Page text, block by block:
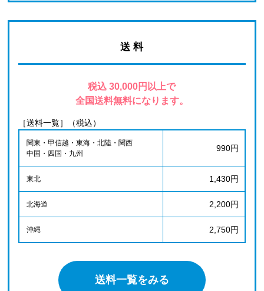
送 料
税込 30,000円以上で
全国送料無料になります。
［送料一覧］（税込）
関東・甲信越・東海・北陸・関西
中国・四国・九州
990円
東北 1,430円
北海道 2,200円
沖縄 2,750円
送料一覧をみる